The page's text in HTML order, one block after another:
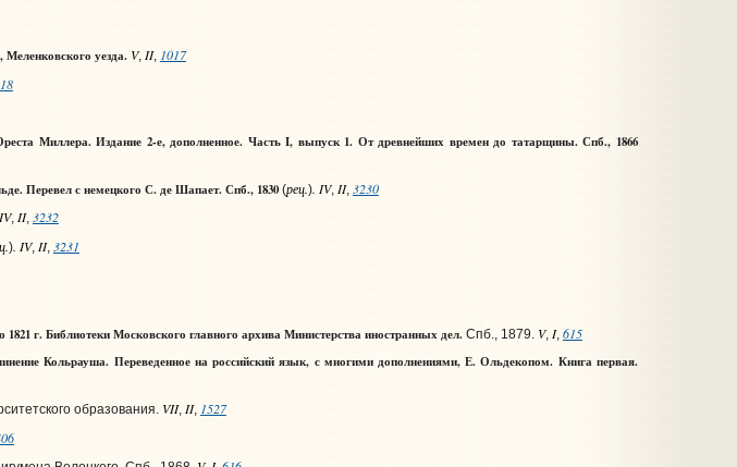
Меленковского уезда. V,II, 1017
Миллера. Издание 2-е, дополненное. Часть I, выпуск 1. От древнейших времен до татарщины. Спб., 1866
Перевел с немецкого С. де Шапает. Спб., 1830 (рец.). IV, II, 3230
,II, 3232
). IV, II, 3231
г. Библиотеки Московского главного архива Министерства иностранных дел.Спб., 1879. V, I, 615
Кольрауша. Переведенное на российский язык, с многими дополнениями, Е. Ольдекопом. Книга первая.
образования. VII, II, 1527